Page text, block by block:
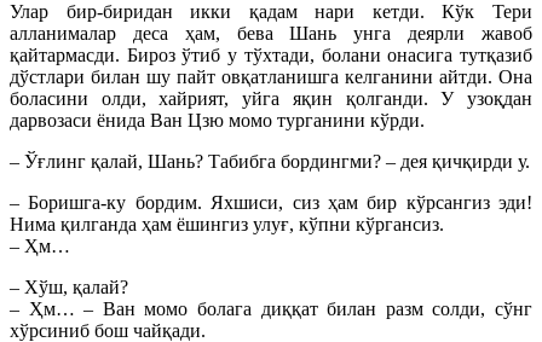
Улар бир-биридан икки қадам нари кетди. Кўк Тери
алланималар деса ҳам, бева Шань унга деярли жавоб
қайтармасди. Бироз ўтиб у тўхтади, болани онасига тутқазиб
дўстлари билан шу пайт овқатланишга келганини айтди. Она
боласини олди, хайрият, уйга яқин қолганди. У узоқдан
дарвозаси ёнида Ван Цзю момо турганини кўрди.
– Ўғлинг қалай, Шань? Табибга бордингми? – дея қичқирди у.
– Боришга-ку бордим. Яхшиси, сиз ҳам бир кўрсангиз эди!
Нима қилганда ҳам ёшингиз улуғ, кўпни кўргансиз.
– Ҳм…
– Хўш, қалай?
– Ҳм… – Ван момо болага диққат билан разм солди, сўнг
хўрсиниб бош чайқади.